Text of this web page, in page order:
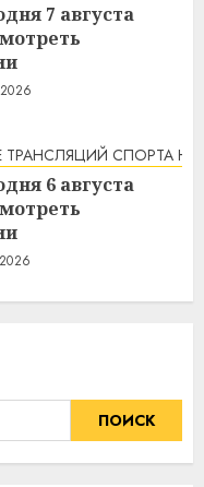
7 августа
ТРАНСЛЯЦИЙ СПОРТА НА
6 августа